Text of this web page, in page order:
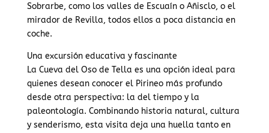
Sobrarbe, como los valles de Escuaín o Añisclo, o el
mirador de Revilla, todos ellos a poca distancia en
coche.
Una excursión educativa y fascinante
La Cueva del Oso de Tella es una opción ideal para
quienes desean conocer el Pirineo más profundo
desde otra perspectiva: la del tiempo y la
paleontología. Combinando historia natural, cultura
y senderismo, esta visita deja una huella tanto en